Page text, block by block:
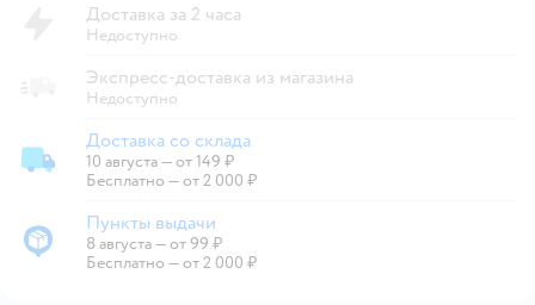
Доставка за 2 часа
Недоступно
Экспресс-доставка из магазина
Недоступно
Доставка со склада
Доставка со склада
10 августа—от 149 ₽
Бесплатно — от 2 000 ₽
Пункты выдачи
Пункты выдачи
8 августа—от 99 ₽
Бесплатно — от 2 000 ₽